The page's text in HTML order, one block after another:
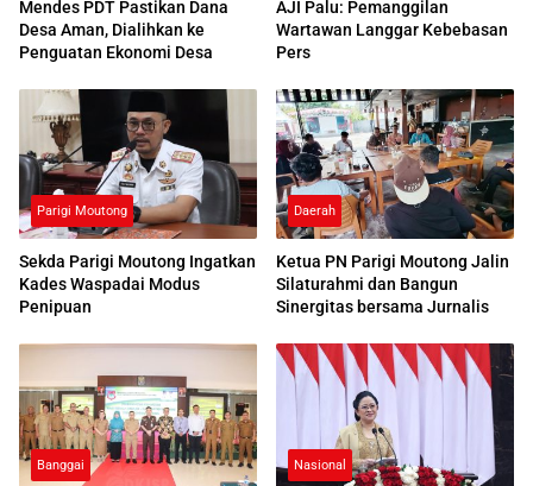
Mendes PDT Pastikan Dana
Desa Aman, Dialihkan ke
Penguatan Ekonomi Desa
AJI Palu: Pemanggilan
Wartawan Langgar Kebebasan
Pers
Parigi Moutong
Sekda Parigi Moutong Ingatkan
Kades Waspadai Modus
Penipuan
Daerah
Ketua PN Parigi Moutong Jalin
Silaturahmi dan Bangun
Sinergitas bersama Jurnalis
Banggai Nasional